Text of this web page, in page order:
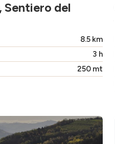
Sentiero del
8.5 km
3 h
250 mt